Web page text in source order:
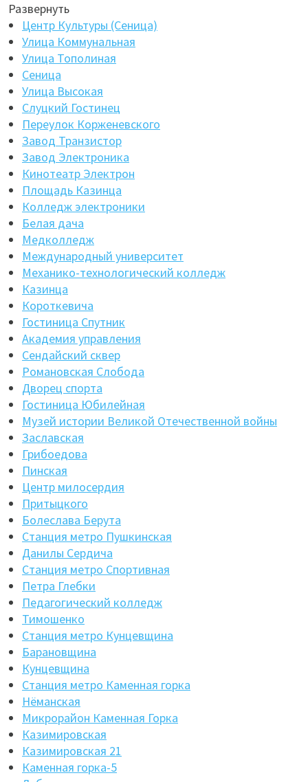
Развернуть
Центр Культуры (Сеница)
Улица Коммунальная
Улица Тополиная
Сеница
Улица Высокая
Слуцкий Гостинец
Переулок Корженевского
Завод Транзистор
Завод Электроника
Кинотеатр Электрон
Площадь Казинца
Колледж электроники
Белая дача
Медколледж
Международный университет
Механико-технологический колледж
Казинца
Короткевича
Гостиница Спутник
Академия управления
Сендайский сквер
Романовская Слобода
Дворец спорта
Гостиница Юбилейная
Музей истории Великой Отечественной войны
Заславская
Грибоедова
Пинская
Центр милосердия
Притыцкого
Болеслава Берута
Станция метро Пушкинская
Данилы Сердича
Станция метро Спортивная
Петра Глебки
Педагогический колледж
Тимошенко
Станция метро Кунцевщина
Барановщина
Кунцевщина
Станция метро Каменная горка
Нёманская
Микрорайон Каменная Горка
Казимировская
Казимировская 21
Каменная горка-5